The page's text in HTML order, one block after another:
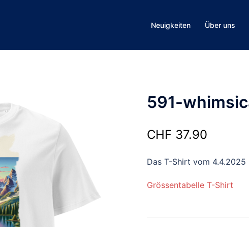
Neuigkeiten Über uns
591-
CHF 37.90
Das T-Shirt vom 4.4.2025
Grössentabelle T-Shirt